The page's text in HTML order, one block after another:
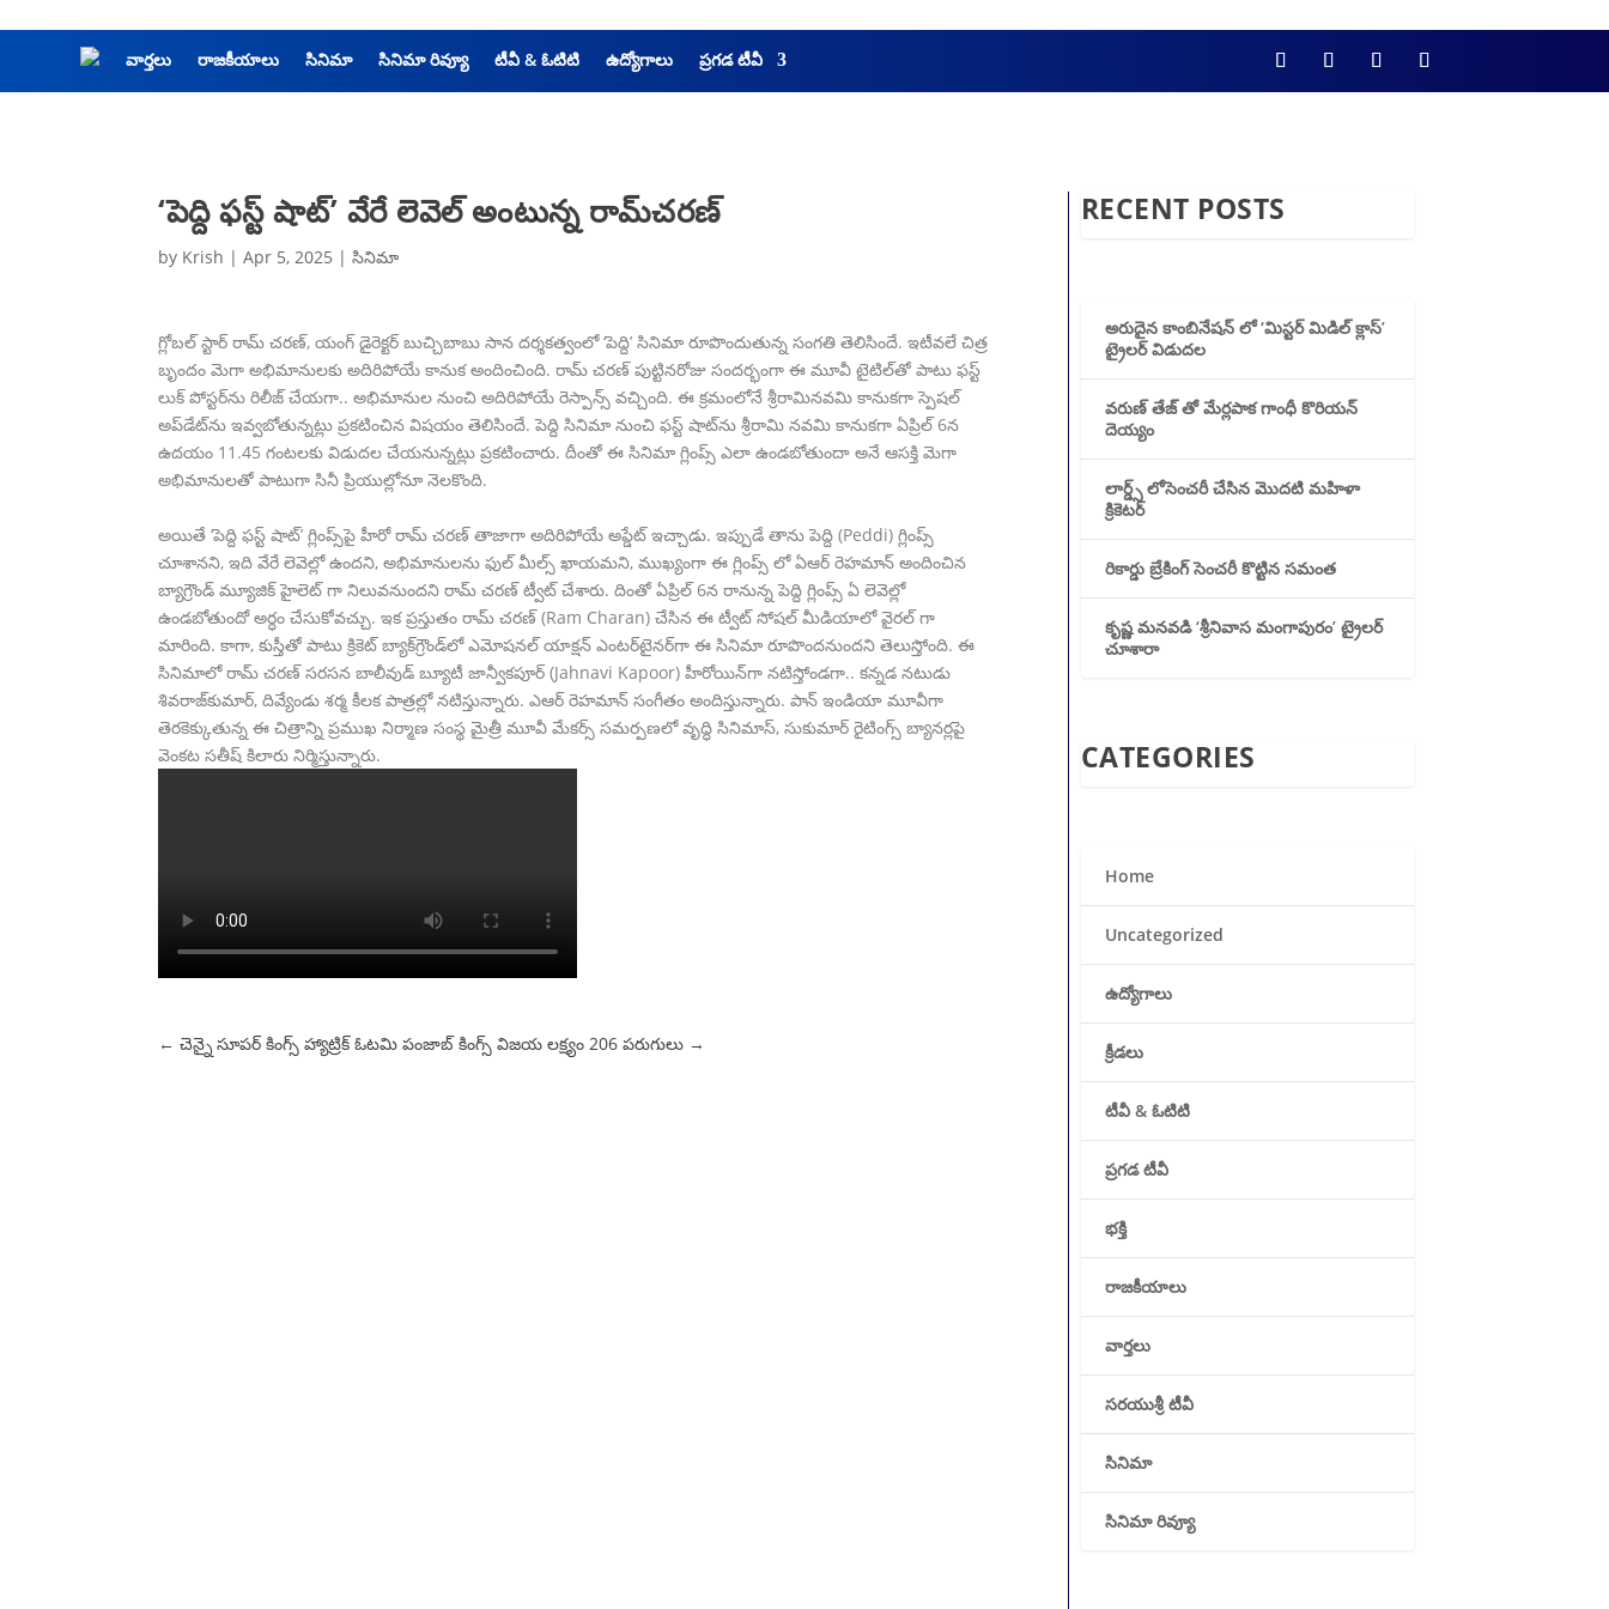
వార్తలు రాజకీయాలు సినిమా సినిమా రివ్యూ టీవీ & ఓటిటి ఉద్యోగాలు ప్రగడ టీవీ
‘పెద్ది ఫస్ట్ షాట్’ వేరే లెవెల్‌ అంటున్న రామ్‌చరణ్‌
by Krish | Apr 5, 2025 | సినిమా
గ్లోబల్ స్టార్ రామ్ చరణ్, యంగ్ డైరెక్టర్ బుచ్చిబాబు సాన దర్శకత్వంలో ‘పెద్ది’ సినిమా రూపొందుతున్న సంగతి తెలిసిందే. ఇటీవలే చిత్ర
బృందం మెగా అభిమానులకు అదిరిపోయే కానుక అందించింది. రామ్ చరణ్ పుట్టినరోజు సందర్భంగా ఈ మూవీ టైటిల్‌తో పాటు ఫస్ట్
లుక్‌ పోస్టర్‌ను రిలీజ్ చేయగా.. అభిమానుల నుంచి అదిరిపోయే రెస్పాన్స్ వచ్చింది. ఈ క్రమంలోనే శ్రీరామిన‌వ‌మి కానుక‌గా స్పెష‌ల్
అప్‌డేట్‌ను ఇవ్వ‌బోతున్న‌ట్లు ప్ర‌క‌టించిన విష‌యం తెలిసిందే. పెద్ది సినిమా నుంచి ఫ‌స్ట్ షాట్‌ను శ్రీరామి న‌వ‌మి కానుక‌గా ఏప్రిల్ 6న
ఉదయం 11.45 గంటలకు విడుదల చేయ‌నున్న‌ట్లు ప్ర‌క‌టించారు. దీంతో ఈ సినిమా గ్లింప్స్ ఎలా ఉండబోతుందా అనే ఆసక్తి మెగా
అభిమానులతో పాటుగా సినీ ప్రియుల్లోనూ నెలకొంది.
అయితే ‘పెద్ది ఫస్ట్ షాట్’ గ్లింప్స్‌పై హీరో రామ్ చరణ్ తాజాగా అదిరిపోయే అప్డేట్ ఇచ్చాడు. ఇప్పుడే తాను పెద్ది (Peddi) గ్లింప్స్
చూశానని, ఇది వేరే లెవెల్లో ఉందని, అభిమానులను ఫుల్ మీల్స్ ఖాయమని, ముఖ్యంగా ఈ గ్లింప్స్ లో ఏఆర్ రెహమాన్ అందించిన
బ్యాగ్రౌండ్ మ్యూజిక్ హైలెట్ గా నిలువనుందని రామ్ చరణ్ ట్వీట్ చేశారు. దింతో ఏప్రిల్ 6న రానున్న పెద్ది గ్లింప్స్ ఏ లెవెల్లో
ఉండబోతుందో అర్ధం చేసుకోవచ్చు. ఇక ప్రస్తుతం రామ్ చరణ్ (Ram Charan) చేసిన ఈ ట్వీట్ సోషల్ మీడియాలో వైరల్ గా
మారింది. కాగా, కుస్తీతో పాటు క్రికెట్‌ బ్యాక్‌గ్రౌండ్‌లో ఎమోషనల్‌ యాక్షన్‌ ఎంటర్‌టైనర్‌గా ఈ సినిమా రూపొందనుందని తెలుస్తోంది. ఈ
సినిమాలో రామ్ చరణ్ సరసన బాలీవుడ్‌ బ్యూటీ జాన్వీకపూర్ (Jahnavi Kapoor) హీరోయిన్‌గా నటిస్తోండగా.. క‌న్న‌డ నటుడు
శివరాజ్‌కుమార్, దివ్యేండు శ‌ర్మ కీల‌క పాత్ర‌ల్లో న‌టిస్తున్నారు. ఎఆర్ రెహమాన్‌ సంగీతం అందిస్తున్నారు. పాన్ ఇండియా మూవీగా
తెరకెక్కుతున్న ఈ చిత్రాన్ని ప్రముఖ నిర్మాణ సంస్థ మైత్రీ మూవీ మేకర్స్ సమర్పణలో వృద్ధి సినిమాస్, సుకుమార్ రైటింగ్స్ బ్యానర్లపై
వెంకట సతీష్ కిలారు నిర్మిస్తున్నారు.
← చెన్నై సూపర్ కింగ్స్ హ్యాట్రిక్ ఓటమి పంజాబ్ కింగ్స్ విజయ లక్ష్యం 206 పరుగులు →
RECENT POSTS
అరుదైన కాంబినేషన్ లో ‘మిస్టర్ మిడిల్ క్లాస్’
ట్రైలర్ విడుదల
వరుణ్ తేజ్ తో మేర్లపాక గాంధీ కొరియన్
దెయ్యం
లార్డ్స్ లోసెంచరీ చేసిన మొదటి మహిళా
క్రికెటర్
రికార్డు బ్రేకింగ్ సెంచరీ కొట్టిన సమంత
కృష్ణ మనవడి ‘శ్రీనివాస మంగాపురం’ ట్రైలర్
చూశారా
CATEGORIES
Home
Uncategorized
ఉద్యోగాలు
క్రీడలు
టీవీ & ఓటిటి
ప్రగడ టీవీ
భక్తి
రాజకీయాలు
వార్తలు
సరయుశ్రీ టీవీ
సినిమా
సినిమా రివ్యూ